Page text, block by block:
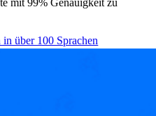
mit 99% Genauigkeit zu
über 100 Sprachen